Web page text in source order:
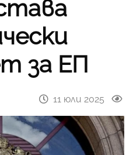
за ЕП
11 юли 2025